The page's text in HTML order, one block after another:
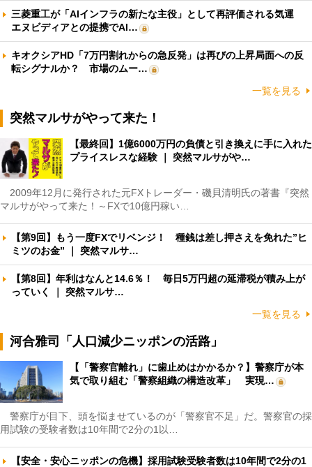
三菱重工が「AIインフラの新たな主役」として再評価される気運
エヌビディアとの提携でAI…
キオクシアHD「7万円割れからの急反発」は再びの上昇局面への反
転シグナルか？ 市場のムー…
一覧を見る
突然マルサがやって来た！
【最終回】1億6000万円の負債と引き換えに手に入れた
プライスレスな経験 ｜ 突然マルサがや…
2009年12月に発行された元FXトレーダー・磯貝清明氏の著書『突然
マルサがやって来た！～FXで10億円稼い…
【第9回】もう一度FXでリベンジ！ 種銭は差し押さえを免れた”ヒ
ミツのお金” ｜ 突然マルサ…
【第8回】年利はなんと14.6％！ 毎日5万円超の延滞税が積み上が
っていく ｜ 突然マルサ…
一覧を見る
河合雅司「人口減少ニッポンの活路」
【「警察官離れ」に歯止めはかかるか？】警察庁が本
気で取り組む「警察組織の構造改革」 実現…
警察庁が目下、頭を悩ませているのが「警察官不足」だ。警察官の採
用試験の受験者数は10年間で2分の1以…
【安全・安心ニッポンの危機】採用試験受験者数は10年間で2分の1